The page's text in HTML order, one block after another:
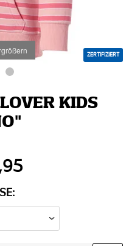
ZERTIFIZIERT
KIDS